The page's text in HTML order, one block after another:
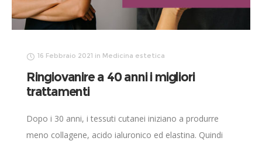
16 Febbraio 2021 in Medicina estetica
Ringiovanire a 40 anni i migliori
trattamenti
Dopo i 30 anni, i tessuti cutanei iniziano a produrre
meno collagene, acido ialuronico ed elastina. Quindi